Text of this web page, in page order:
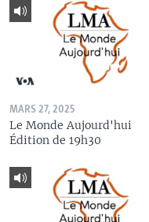
MARS 27, 2025
Le Monde Aujourd'hui
Édition de 19h30